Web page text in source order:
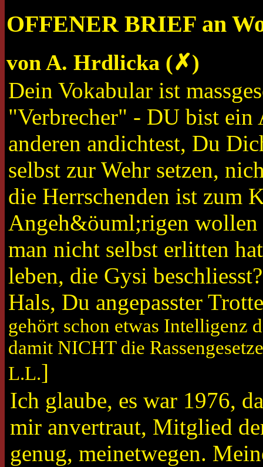
OFFENER BRIEF an
von A. Hrdlicka (✗)
Dein Vokabular ist
"Verbrecher" - DU bist ein
anderen andichtest, Du
selbst zur Wehr setzen,
die Herrschenden ist zum
Angeh&öuml;rigen wollen
man nicht selbst erlitten
leben, die Gysi
Hals, Du angepasster
gehört schon etwas Intelligenz
damit NICHT die
L.L.]
Ich glaube, es war 1976,
mir anvertraut, Mitglied
genug, meinetwegen.